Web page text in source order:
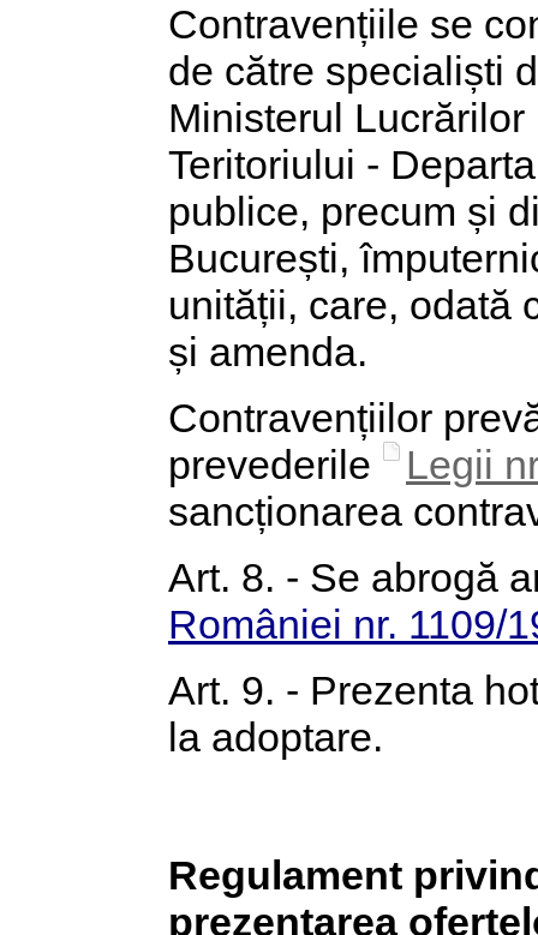
Contravențiile se
de către specialiști
Ministerul
Teritoriului -
publice, precum și
București,
unității, care, odată
și amenda.
Contravențiilor
prevederile
Legii
sancționarea
Art. 8. - Se abrogă
României nr. 1109/
Art. 9. - Prezenta
la adoptare.
Regulament
prezentarea